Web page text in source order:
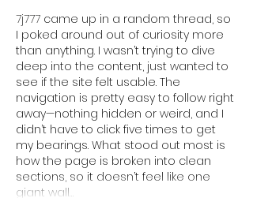
7j777 came up in a random thread, so
I poked around out of curiosity more
than anything. I wasn’t trying to dive
deep into the content, just wanted to
see if the site felt usable. The
navigation is pretty easy to follow right
away—nothing hidden or weird, and I
didn’t have to click five times to get
my bearings. What stood out most is
how the page is broken into clean
sections, so it doesn’t feel like one
giant wall…